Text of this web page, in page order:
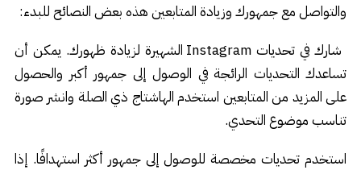
والتواصل مع جمهورك وزيادة المتابعين هذه بعض النصائح للبدء:
شارك في تحديات Instagram الشهيرة لزيادة ظهورك. يمكن أن
تساعدك التحديات الرائجة في الوصول إلى جمهور أكبر والحصول
على المزيد من المتابعين استخدم الهاشتاج ذي الصلة وانشر صورة
تناسب موضوع التحدي.
استخدم تحديات مخصصة للوصول إلى جمهور أكثر استهدافًا. إذا